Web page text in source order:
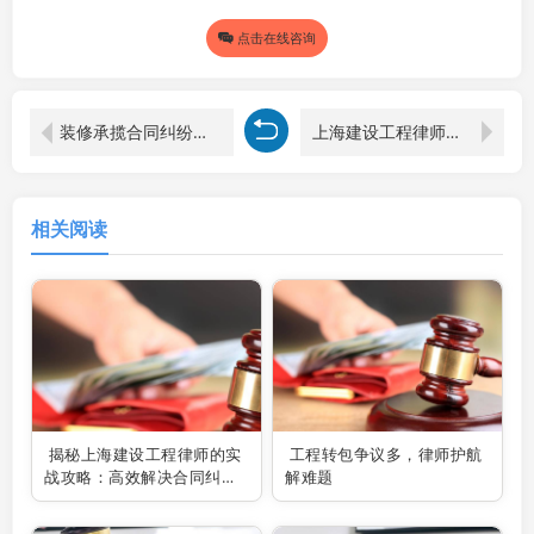
点击在线咨询
装修承揽合同纠纷处理：法律视角下的专业建议与实战分享 上海建设工程律师揭秘：工期延误违约金的上限之谜
相关阅读
揭秘上海建设工程律师的实
战攻略：高效解决合同纠纷
的秘诀
工程转包争议多，律师护航
解难题